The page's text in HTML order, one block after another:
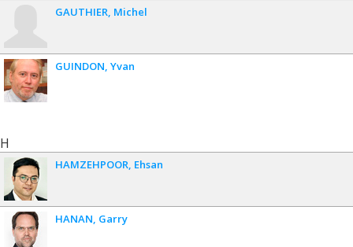
GAUTHIER Michel
GUINDON Yvan
H
HAMZEHPOOR Ehsan
HANAN Garry